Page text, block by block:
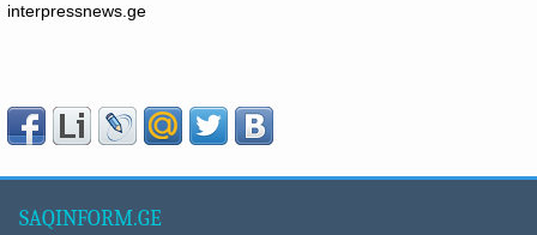
interpressnews.ge
SAQINFORM.GE